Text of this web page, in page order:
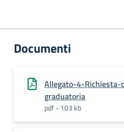
Documenti
Allegato-4-Richiesta-
graduatoria
pdf - 103 kb